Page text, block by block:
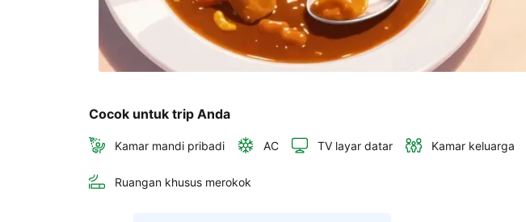
Cocok untuk trip Anda
Kamar mandi pribadi AC TV layar datar Kamar keluarga
Ruangan khusus merokok